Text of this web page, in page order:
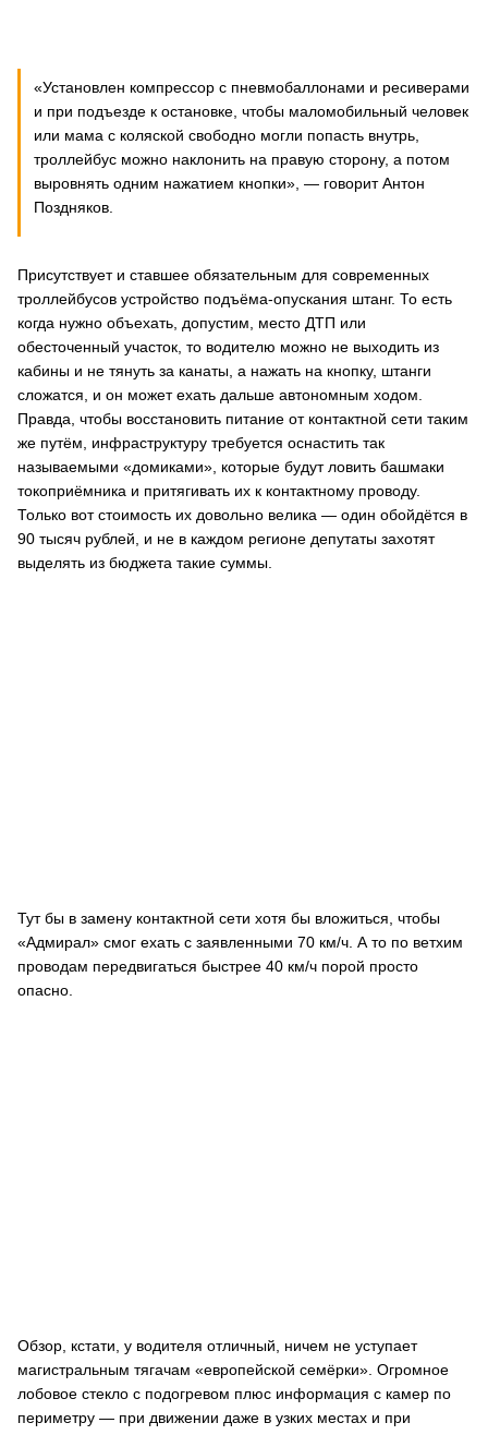
«Установлен компрессор с пневмобаллонами и ресиверами
и при подъезде к остановке, чтобы маломобильный человек
или мама с коляской свободно могли попасть внутрь,
троллейбус можно наклонить на правую сторону, а потом
выровнять одним нажатием кнопки», — говорит Антон
Поздняков.
Присутствует и ставшее обязательным для современных
троллейбусов устройство подъёма-опускания штанг. То есть
когда нужно объехать, допустим, место ДТП или
обесточенный участок, то водителю можно не выходить из
кабины и не тянуть за канаты, а нажать на кнопку, штанги
сложатся, и он может ехать дальше автономным ходом.
Правда, чтобы восстановить питание от контактной сети таким
же путём, инфраструктуру требуется оснастить так
называемыми «домиками», которые будут ловить башмаки
токоприёмника и притягивать их к контактному проводу.
Только вот стоимость их довольно велика — один обойдётся в
90 тысяч рублей, и не в каждом регионе депутаты захотят
выделять из бюджета такие суммы.
Тут бы в замену контактной сети хотя бы вложиться, чтобы
«Адмирал» смог ехать с заявленными 70 км/ч. А то по ветхим
проводам передвигаться быстрее 40 км/ч порой просто
опасно.
Обзор, кстати, у водителя отличный, ничем не уступает
магистральным тягачам «европейской семёрки». Огромное
лобовое стекло с подогревом плюс информация с камер по
периметру — при движении даже в узких местах и при